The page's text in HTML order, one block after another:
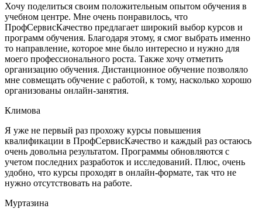
Хочу поделиться своим положительным опытом обучения в
учебном центре. Мне очень понравилось, что
ПрофСервисКачество предлагает широкий выбор курсов и
программ обучения. Благодаря этому, я смог выбрать именно
то направление, которое мне было интересно и нужно для
моего профессионального роста. Также хочу отметить
организацию обучения. Дистанционное обучение позволяло
мне совмещать обучение с работой, к тому, насколько хорошо
организованы онлайн-занятия.
Климова
Я уже не первый раз прохожу курсы повышения
квалификации в ПрофСервисКачество и каждый раз остаюсь
очень довольна результатом. Программы обновляются с
учетом последних разработок и исследований. Плюс, очень
удобно, что курсы проходят в онлайн-формате, так что не
нужно отсутствовать на работе.
Муртазина